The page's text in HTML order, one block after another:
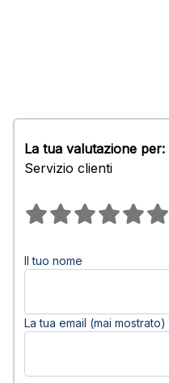
La tua valutazione per:
Servizio clienti
Il tuo nome
La tua email (mai mostrato)